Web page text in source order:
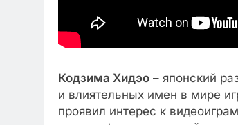
Кодзима Хидэо – японский
и влиятельных имен в мире
проявил интерес к